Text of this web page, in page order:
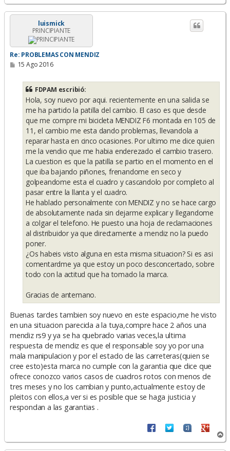
r
r
luismick
PRINCIPIANTE
Re: PROBLEMAS CON MENDIZ
M15 Ago 2016
FDPAM escribió:
Hola, soy nuevo por aqui. recientemente en una salida se
me ha partido la patilla del cambio. El caso es que desde
que me compre mi bicicleta MENDIZ F6 montada en 105 de
11, el cambio me esta dando problemas, llevandola a
reparar hasta en cinco ocasiones. Por ultimo me dice quien
me la vendio que me habia enderezado el cambio trasero.
La cuestion es que la patilla se partio en el momento en el
que iba bajando piñones, frenandome en seco y
golpeandome esta el cuadro y cascandolo por completo al
pasar entre la llanta y el cuadro.
He hablado personalmente con MENDIZ y no se hace cargo
de absolutamente nada sin dejarme explicar y llegandome
a colgar el telefono. He puesto una hoja de reclamaciones
al distribuidor ya que directamente a mendiz no la puedo
poner.
¿Os habeis visto alguna en esta misma situacion? Si es asi
comentardme ya que estoy un poco desconcertado, sobre
todo con la actitud que ha tomado la marca.
Gracias de antemano.
Buenas tardes tambien soy nuevo en este espacio,me he visto
en una situacion parecida a la tuya,compre hace 2 años una
mendiz rs9 y ya se ha quebrado varias veces,la ultima
respuesta de mendiz es que el responsable soy yo por una
mala manipulacion y por el estado de las carreteras(quien se
cree esto)esta marca no cumple con la garantia que dice que
ofrece conozco varios casos de cuadros rotos con menos de
tres meses y no los cambian y punto,actualmente estoy de
pleitos con ellos,a ver si es posible que se haga justicia y
respondan a las garantias .
r